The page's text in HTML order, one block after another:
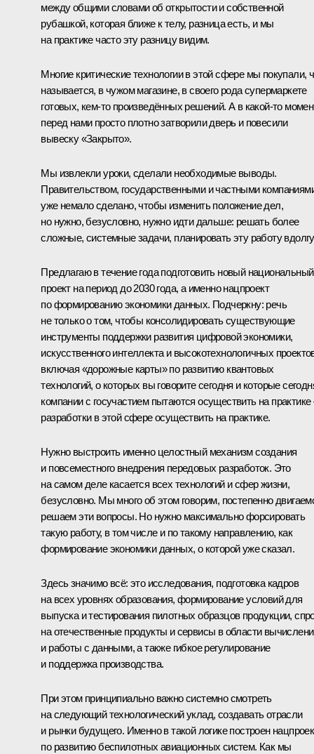
между общими словами об открытости и собственной
рубашкой, которая ближе к телу, разница есть, и мы
на практике часто эту разницу видим.
Многие критические технологии в этой сфере мы покупали,
называется, в чужом магазине, в своего рода супермаркете
готовых, кем-то произведённых решений. А в какой-то
перед нами просто плотно затворили дверь и повесили
вывеску «Закрыто».
Мы извлекли уроки, сделали необходимые выводы.
Правительством, государственными и частными
уже немало сделано, чтобы изменить положение дел,
но нужно, безусловно, нужно идти дальше: решать более
сложные, системные задачи, планировать эту работу
Предлагаю в течение года подготовить новый национальный
проект на период до 2030 года, а именно нацпроект
по формированию экономики данных. Подчеркну: речь
не только о том, чтобы консолидировать существующие
инструменты поддержки развития цифровой экономики,
искусственного интеллекта и высокотехнологичных
включая «дорожные карты» по развитию квантовых
технологий, о которых вы говорите сегодня и которые
компании с госучастием пытаются осуществить на практике
разработки в этой сфере осуществить на практике.
Нужно выстроить именно целостный механизм создания
и повсеместного внедрения передовых разработок. Это
на самом деле касается всех технологий и сфер жизни,
безусловно. Мы много об этом говорим, постепенно
решаем эти вопросы. Но нужно максимально форсировать
такую работу, в том числе и по такому направлению, как
формирование экономики данных, о которой уже сказал.
Здесь значимо всё: это исследования, подготовка кадров
на всех уровнях образования, формирование условий для
выпуска и тестирования пилотных образцов продукции,
на отечественные продукты и сервисы в области
и работы с данными, а также гибкое регулирование
и поддержка производства.
При этом принципиально важно системно смотреть
на следующий технологический уклад, создавать отрасли
и рынки будущего. Именно в такой логике построен
по развитию беспилотных авиационных систем. Как мы